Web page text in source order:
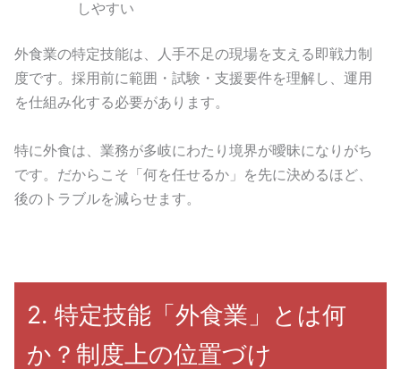
しやすい
外食業の特定技能は、人手不足の現場を支える即戦力制
度です。採用前に範囲・試験・支援要件を理解し、運用
を仕組み化する必要があります。
特に外食は、業務が多岐にわたり境界が曖昧になりがち
です。だからこそ「何を任せるか」を先に決めるほど、
後のトラブルを減らせます。
2. 特定技能「外食業」とは何
か？制度上の位置づけ